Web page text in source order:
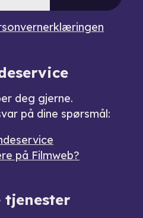
deg gjerne.
på dine spørsmål:
på Filmweb?
tjenester